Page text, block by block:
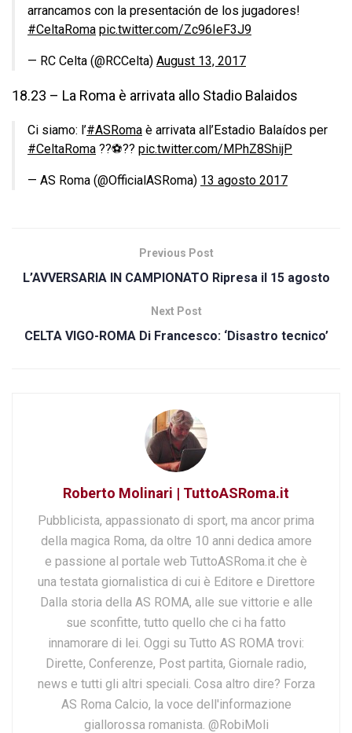
arrancamos con la presentación de los jugadores!
#CeltaRoma pic.twitter.com/Zc96IeF3J9
— RC Celta (@RCCelta) August 13, 2017
18.23 – La Roma è arrivata allo Stadio Balaidos
Ci siamo: l’#ASRoma è arrivata all’Estadio Balaídos per
#CeltaRoma ??⚽️?? pic.twitter.com/MPhZ8ShijP
— AS Roma (@OfficialASRoma) 13 agosto 2017
Previous Post
L’AVVERSARIA IN CAMPIONATO Ripresa il 15 agosto
Next Post
CELTA VIGO-ROMA Di Francesco: ‘Disastro tecnico’
Roberto Molinari | TuttoASRoma.it
Pubblicista, appassionato di sport, ma ancor prima
della magica Roma, da oltre 10 anni dedica amore
e passione al portale web TuttoASRoma.it che è
una testata giornalistica di cui è Editore e Direttore
Dalla storia della AS ROMA, alle sue vittorie e alle
sue sconfitte, tutto quello che ci ha fatto
innamorare di lei. Oggi su Tutto AS ROMA trovi:
Dirette, Conferenze, Post partita, Giornale radio,
news e tutti gli altri speciali. Cosa altro dire? Forza
AS Roma Calcio, la voce dell'informazione
giallorossa romanista. @RobiMoli